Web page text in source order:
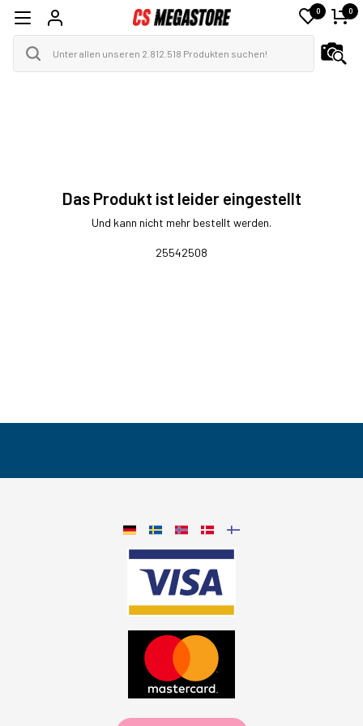
0 0
Das Produkt ist leider eingestellt
Und kann nicht mehr bestellt werden.
25542508